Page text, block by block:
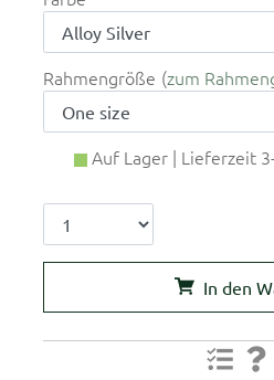
Rahmengröße zum
Auf Lager | Lieferzeit
In den